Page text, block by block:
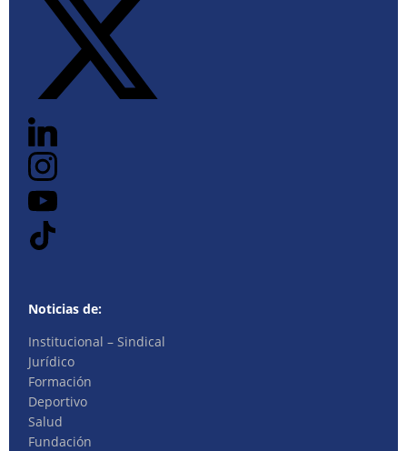
Noticias de:
Institucional – Sindical
Jurídico
Formación
Deportivo
Salud
Fundación